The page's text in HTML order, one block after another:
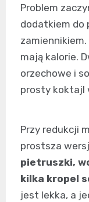
Problem
dodatkiem do
mają kalorie.
orzechowe i
prosty koktajl
Przy redukcji
prostsza
pietruszki,
kilka kropel
jest lekka, a